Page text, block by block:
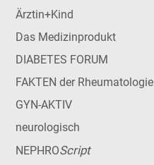
Ärztin+Kind
Das Medizinprodukt
DIABETES FORUM
FAKTEN der Rheumatologie
GYN-AKTIV
neurologisch
NEPHROScript